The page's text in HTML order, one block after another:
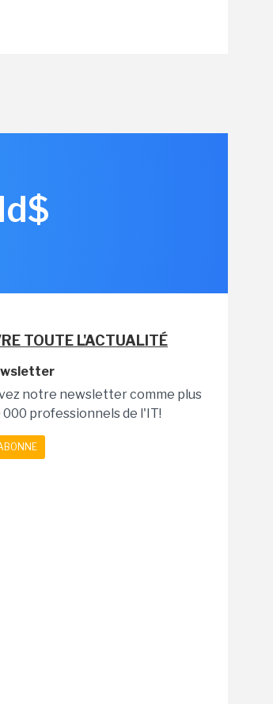
TOUTE L'ACTUALITÉ
notre newsletter comme plus
000 professionnels de l'IT!